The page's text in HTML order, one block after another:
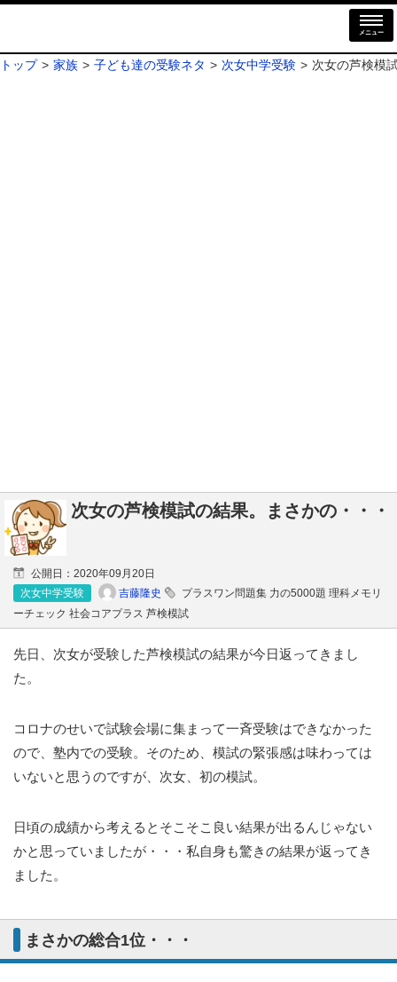
メニュー
トップ 家族 子ども達の受験ネタ 次女中学受験 次女の芦検模
次女の芦検模試の結果。まさかの・・・
公開日： 2020年09月20日
次女中学受験
吉藤隆史
プラスワン問題集 力の5000題 理科メモリ
ーチェック 社会コアプラス 芦検模試
先日、次女が受験した芦検模試の結果が今日返ってきまし
た。
コロナのせいで試験会場に集まって一斉受験はできなかった
ので、塾内での受験。そのため、模試の緊張感は味わっては
いないと思うのですが、次女、初の模試。
日頃の成績から考えるとそこそこ良い結果が出るんじゃない
かと思っていましたが・・・私自身も驚きの結果が返ってき
ました。
まさかの総合1位・・・